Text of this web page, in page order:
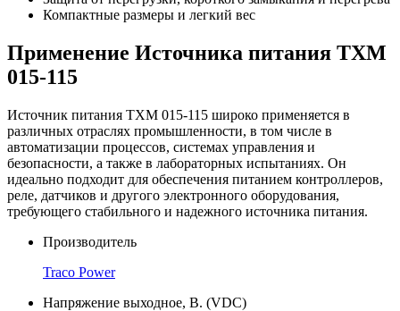
Компактные размеры и легкий вес
Применение Источника питания TXM
015-115
Источник питания TXM 015-115 широко применяется в
различных отраслях промышленности, в том числе в
автоматизации процессов, системах управления и
безопасности, а также в лабораторных испытаниях. Он
идеально подходит для обеспечения питанием контроллеров,
реле, датчиков и другого электронного оборудования,
требующего стабильного и надежного источника питания.
Производитель
Traco Power
Напряжение выходное, В. (VDC)